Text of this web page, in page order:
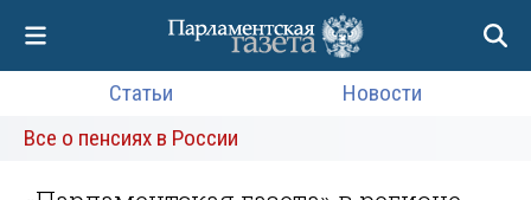
Статьи
Новости
Все о пенсиях в России